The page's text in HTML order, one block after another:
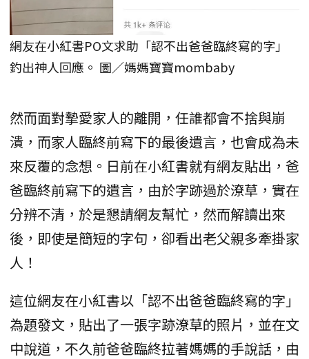
網友在小紅書PO文求助「認不出爸爸臨終寫的字」
釣出神人回應。 圖／媽媽寶寶mombaby
然而面對摯愛家人的離開，任誰都會不捨與崩
潰，而家人臨終前寫下的最後遺言，也會成為未
來反覆的念想。日前在小紅書就有網友貼出，爸
爸臨終前寫下的遺言，由於字跡過於潦草，實在
分辨不清，於是懇請網友幫忙，然而解讀出來
後，即使是簡短的字句，卻看出老父親多牽掛家
人！
這位網友在小紅書以「認不出爸爸臨終寫的字」
為題發文，貼出了一張字跡潦草的照片，並在文
中說道，不久前爸爸臨終拉著媽媽的手說話，由